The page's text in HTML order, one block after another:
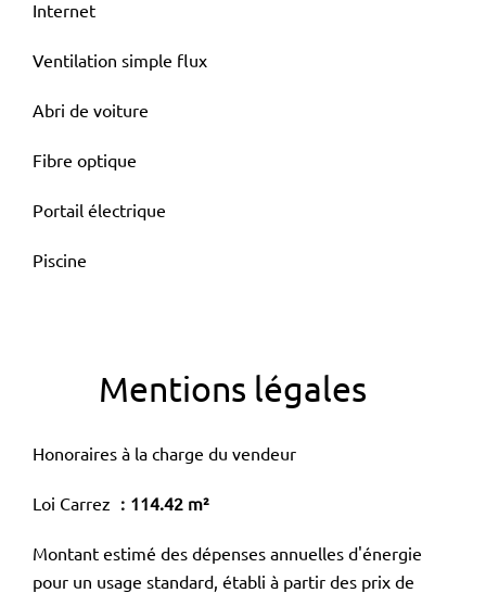
Internet
Ventilation simple flux
Abri de voiture
Fibre optique
Portail électrique
Piscine
Mentions légales
Honoraires à la charge du vendeur
Loi Carrez 114.42 m²
Montant estimé des dépenses annuelles d'énergie
pour un usage standard, établi à partir des prix de